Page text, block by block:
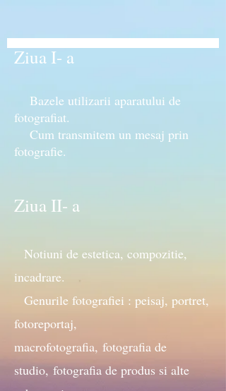
Ziua I- a
Bazele utilizarii aparatului de
fotografiat.
Cum transmitem un mesaj prin
fotografie.
Ziua II- a
Notiuni de estetica, compozitie,
incadrare.
Genurile fotografiei : peisaj, portret,
fotoreportaj,
macrofotografia, fotografia de
studio, fotografia de produs si alte